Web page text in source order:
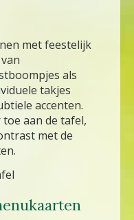
met feestelijk
als
takjes
accenten.
aan de tafel,
met de